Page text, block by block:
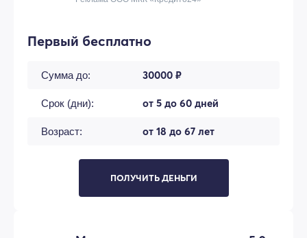
Первый бесплатно
Сумма до: 30000 ₽
Срок (дни): от 5 до 60 дней
Возраст: от 18 до 67 лет
ПОЛУЧИТЬ ДЕНЬГИ